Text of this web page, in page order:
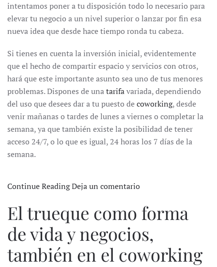
intentamos poner a tu disposición todo lo necesario para
elevar tu negocio a un nivel superior o lanzar por fin esa
nueva idea que desde hace tiempo ronda tu cabeza.
Si tienes en cuenta la inversión inicial, evidentemente
que el hecho de compartir espacio y servicios con otros,
hará que este importante asunto sea uno de tus menores
problemas. Dispones de unatarifavariada, dependiendo
del uso que desees dar a tu puesto decoworking, desde
venir mañanas o tardes de lunes a viernes o completar la
semana, ya que también existe la posibilidad de tener
acceso 24/7, o lo que es igual, 24 horas los 7 días de la
semana.
Continue ReadingDeja un comentario
El trueque como forma
de vida y negocios,
también en el coworking